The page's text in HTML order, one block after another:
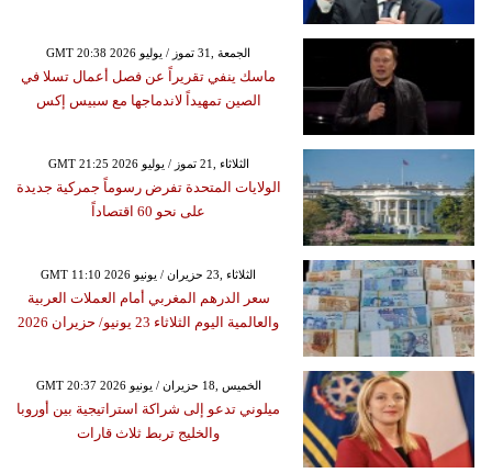
GMT 20:38 2026 الجمعة ,31 تموز / يوليو
ماسك ينفي تقريراً عن فصل أعمال تسلا في
الصين تمهيداً لاندماجها مع سبيس إكس
GMT 21:25 2026 الثلاثاء ,21 تموز / يوليو
الولايات المتحدة تفرض رسوماً جمركية جديدة
على نحو 60 اقتصاداً
GMT 11:10 2026 الثلاثاء ,23 حزيران / يونيو
سعر الدرهم المغربي أمام العملات العربية
والعالمية اليوم الثلاثاء 23 يونيو/ حزيران 2026
GMT 20:37 2026 الخميس ,18 حزيران / يونيو
ميلوني تدعو إلى شراكة استراتيجية بين أوروبا
والخليج تربط ثلاث قارات